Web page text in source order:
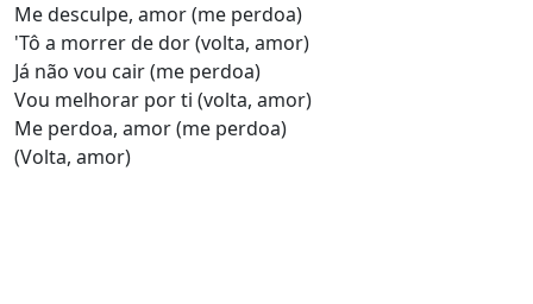
Me desculpe, amor (me perdoa)
'Tô a morrer de dor (volta, amor)
Já não vou cair (me perdoa)
Vou melhorar por ti (volta, amor)
Me perdoa, amor (me perdoa)
(Volta, amor)